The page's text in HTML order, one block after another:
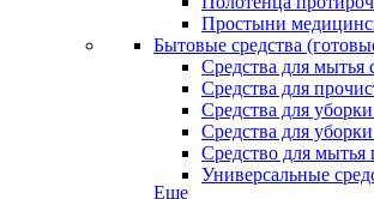
Простыни
Бытовые средства
Средства для мытья
Средства для
Средства для
Средства для
Средство для мытья
Универсальные
Еще